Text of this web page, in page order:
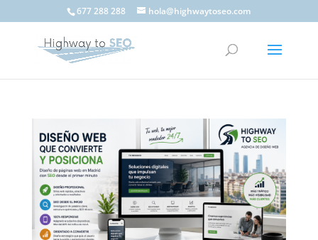
677 288 288 hola@highwaytoseo.com